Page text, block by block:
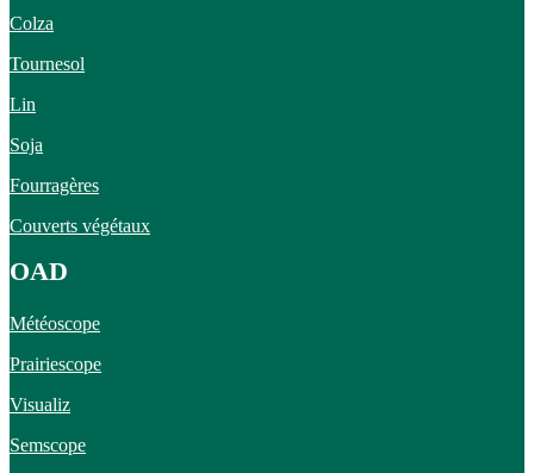
Colza
Tournesol
Lin
Soja
Fourragères
Couverts végétaux
OAD
Météoscope
Prairiescope
Visualiz
Semscope